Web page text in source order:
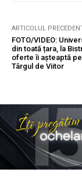
ARTICOLUL
FOTO/VIDEO:
din toată țara, la
oferte îi așteaptă
Târgul de Viitor